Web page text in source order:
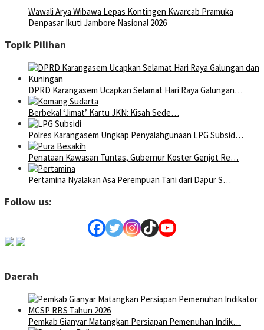
Wawali Arya Wibawa Lepas Kontingen Kwarcab Pramuka
Denpasar Ikuti Jambore Nasional 2026
Topik Pilihan
DPRD Karangasem Ucapkan Selamat Hari Raya Galungan…
Berbekal ‘Jimat’ Kartu JKN: Kisah Sede…
Polres Karangasem Ungkap Penyalahgunaan LPG Subsid…
Penataan Kawasan Tuntas, Gubernur Koster Genjot Re…
Pertamina Nyalakan Asa Perempuan Tani dari Dapur S…
Follow us:
Daerah
Pemkab Gianyar Matangkan Persiapan Pemenuhan Indik…